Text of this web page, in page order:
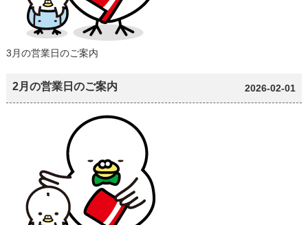
3月の営業日のご案内
2月の営業日のご案内 2026-02-01